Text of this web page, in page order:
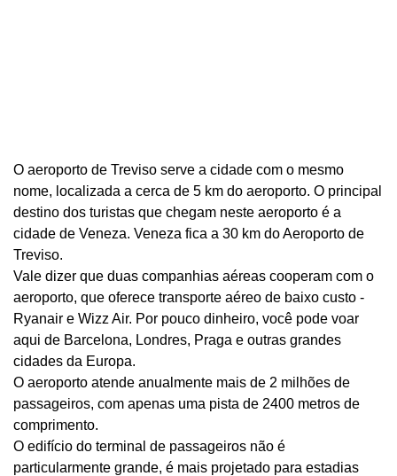
O aeroporto de Treviso serve a cidade com o mesmo
nome, localizada a cerca de 5 km do aeroporto. O principal
destino dos turistas que chegam neste aeroporto é a
cidade de Veneza. Veneza fica a 30 km do Aeroporto de
Treviso.
Vale dizer que duas companhias aéreas cooperam com o
aeroporto, que oferece transporte aéreo de baixo custo -
Ryanair e Wizz Air. Por pouco dinheiro, você pode voar
aqui de Barcelona, ​​Londres, Praga e outras grandes
cidades da Europa.
O aeroporto atende anualmente mais de 2 milhões de
passageiros, com apenas uma pista de 2400 metros de
comprimento.
O edifício do terminal de passageiros não é
particularmente grande, é mais projetado para estadias